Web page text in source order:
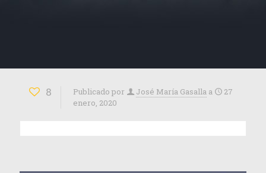
8 Publicado por José María Gasalla a
27
enero, 2020